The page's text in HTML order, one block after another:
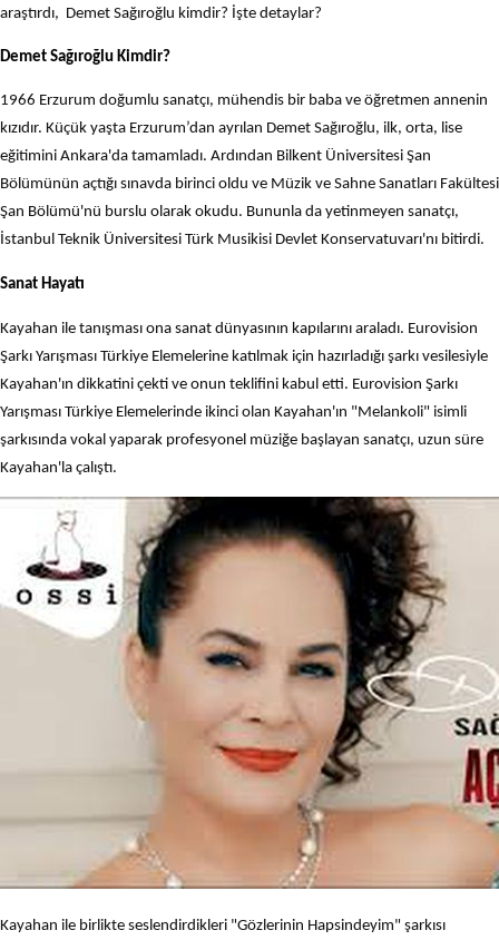
araştırdı, Demet Sağıroğlu kimdir? İşte detaylar?
Demet Sağıroğlu Kimdir?
1966 Erzurum doğumlu sanatçı, mühendis bir baba ve öğretmen annenin
kızıdır. Küçük yaşta Erzurum’dan ayrılan Demet Sağıroğlu, ilk, orta, lise
eğitimini Ankara'da tamamladı. Ardından Bilkent Üniversitesi Şan
Bölümünün açtığı sınavda birinci oldu ve Müzik ve Sahne Sanatları Fakültesi
Şan Bölümü'nü burslu olarak okudu. Bununla da yetinmeyen sanatçı,
İstanbul Teknik Üniversitesi Türk Musikisi Devlet Konservatuvarı'nı bitirdi.
Sanat Hayatı
Kayahan ile tanışması ona sanat dünyasının kapılarını araladı. Eurovision
Şarkı Yarışması Türkiye Elemelerine katılmak için hazırladığı şarkı vesilesiyle
Kayahan'ın dikkatini çekti ve onun teklifini kabul etti. Eurovision Şarkı
Yarışması Türkiye Elemelerinde ikinci olan Kayahan'ın "Melankoli" isimli
şarkısında vokal yaparak profesyonel müziğe başlayan sanatçı, uzun süre
Kayahan'la çalıştı.
Kayahan ile birlikte seslendirdikleri "Gözlerinin Hapsindeyim" şarkısı